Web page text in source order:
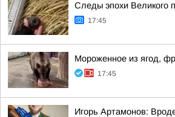
Следы эпохи Великого
17:45
Мороженное из ягод,
17:45
Игорь Артамонов: